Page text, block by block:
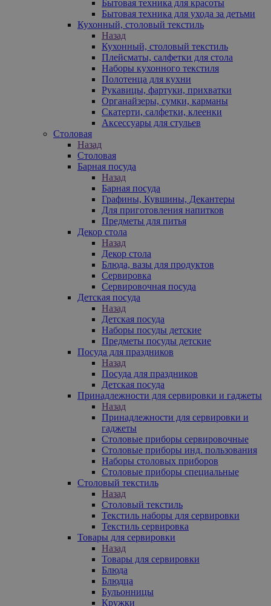
Бытовая техника для красоты
Бытовая техника для ухода за детьми
Кухонный, столовый текстиль
Назад
Кухонный, столовый текстиль
Плейсматы, салфетки для стола
Наборы кухонного текстиля
Полотенца для кухни
Рукавицы, фартуки, прихватки
Органайзеры, сумки, карманы
Скатерти, салфетки, клеенки
Аксессуары для стульев
Столовая
Назад
Столовая
Барная посуда
Назад
Барная посуда
Графины, Кувшины, Декантеры
Для приготовления напитков
Предметы для питья
Декор стола
Назад
Декор стола
Блюда, вазы для продуктов
Сервировка
Сервировочная посуда
Детская посуда
Назад
Детская посуда
Наборы посуды детские
Предметы посуды детские
Посуда для праздников
Назад
Посуда для праздников
Детская посуда
Принадлежности для сервировки и гаджеты
Назад
Принадлежности для сервировки и
гаджеты
Столовые приборы сервировочные
Столовые приборы инд. пользования
Наборы столовых приборов
Столовые приборы специальные
Столовый текстиль
Назад
Столовый текстиль
Текстиль наборы для сервировки
Текстиль сервировка
Товары для сервировки
Назад
Товары для сервировки
Блюда
Блюдца
Бульонницы
Кружки